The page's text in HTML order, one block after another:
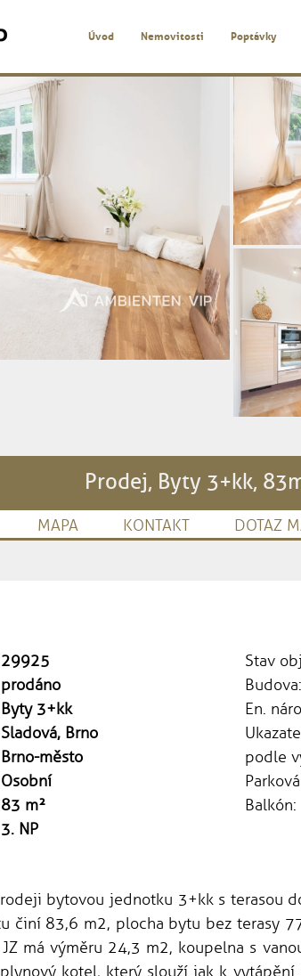
Úvod Nemovitosti Poptávky
Prodej, Byty 3+kk,
MAPA KONTAKT DOTAZ
29925
prodáno
Byty 3+kk
Sladová, Brno
Brno-město
Osobní
83 m²
3. NP
Stav
Budova:
En.
podle
Balkón:
bytovou jednotku 3+kk s terasou
činí 83,6 m2, plocha bytu bez terasy
má výměru 24,3 m2, koupelna s
kotel, který slouží jak k